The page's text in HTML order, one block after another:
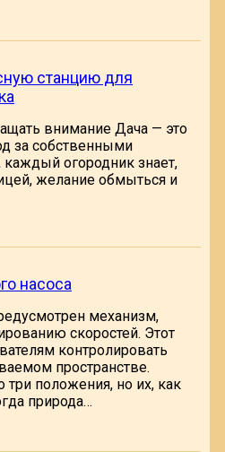
станцию для
внимание Дача — это
за собственными
каждый огородник знает,
желание обмыться и
насоса
механизм,
скоростей. Этот
контролировать
пространстве.
три положения, но их, как
природа…